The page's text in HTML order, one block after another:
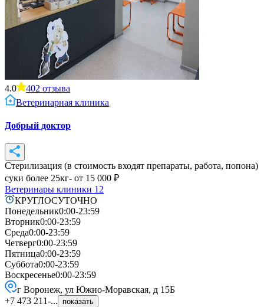
4.0 402 отзыва
Ветеринарная клиника
Добрый доктор
Стерилизация (в стоимость входят препараты, работа, попона)
суки более 25кг- от 15 000 ₽
Ветеринары клиники 12
КРУГЛОСУТОЧНО
Понедельник0:00-23:59
Вторник0:00-23:59
Среда0:00-23:59
Четверг0:00-23:59
Пятница0:00-23:59
Суббота0:00-23:59
Воскресенье0:00-23:59
г Воронеж, ул Южно-Моравская, д 15Б
+7 473 211-...
показать